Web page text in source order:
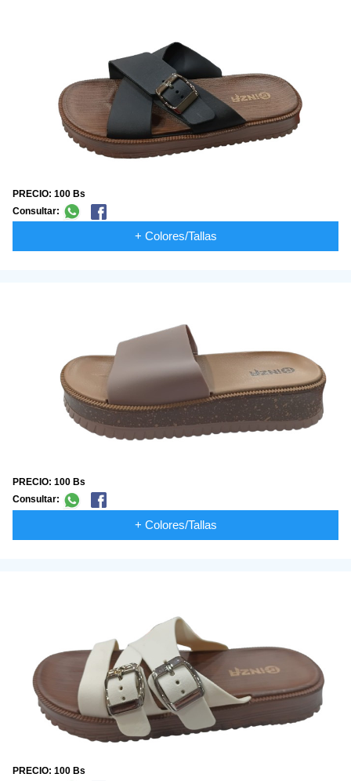
PRECIO: 100 Bs
Consultar:
+ Colores/Tallas
PRECIO: 100 Bs
Consultar:
+ Colores/Tallas
PRECIO: 100 Bs